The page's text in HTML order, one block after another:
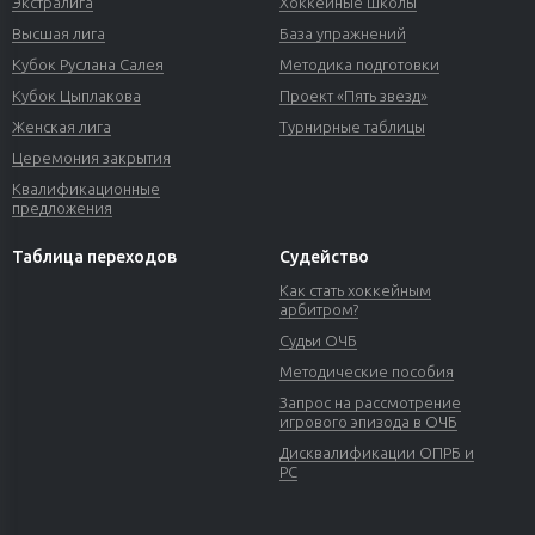
Высшая лига
Кубок Руслана Салея
Кубок Цыплакова
Женская лига
Церемония закрытия
Квалификационные
предложения
База упражнений
Методика подготовки
Проект «Пять звезд»
Турнирные таблицы
Таблица переходов Судейство
Как стать хоккейным
арбитром?
Судьи ОЧБ
Методические пособия
Запрос на рассмотрение
игрового эпизода в ОЧБ
Дисквалификации ОПРБ и
РС